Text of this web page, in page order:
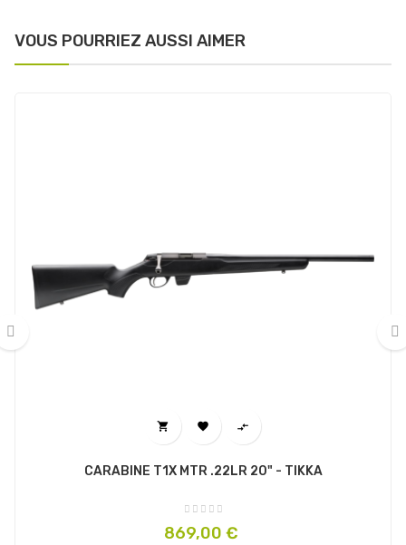
VOUS POURRIEZ AUSSI AIMER
  
CARABINE T1X MTR .22LR 20" - TIKKA
Prix
869,00 €